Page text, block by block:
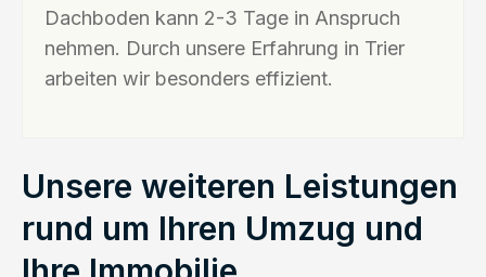
Dachboden kann 2-3 Tage in Anspruch
nehmen. Durch unsere Erfahrung in Trier
arbeiten wir besonders effizient.
Unsere weiteren Leistungen
rund um Ihren Umzug und